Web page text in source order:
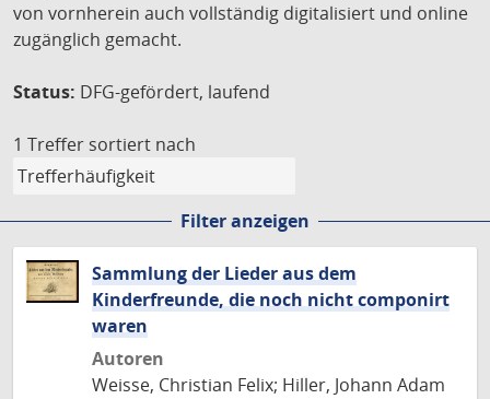
von vornherein auch vollständig digitalisiert und online
zugänglich gemacht.
Status: DFG-gefördert, laufend
1 Treffer sortiert nach
Filter anzeigen
Sammlung der Lieder aus dem
Kinderfreunde, die noch nicht componirt
waren
Autoren
Weisse, Christian Felix; Hiller, Johann Adam